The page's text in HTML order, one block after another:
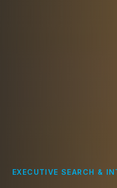
EXECUTIVE SEARCH &